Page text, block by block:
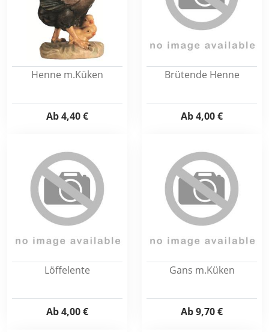
Henne m.Küken
Ab4,40 €
Brütende Henne
Ab4,00 €
Löffelente
Ab4,00 €
Gans m.Küken
Ab9,70 €